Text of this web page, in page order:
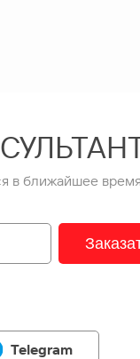
в ближайшее
Telegram